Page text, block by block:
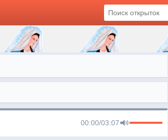
00:00/03:07